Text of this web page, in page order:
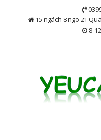
15 ngách 8 ngõ 21
8-